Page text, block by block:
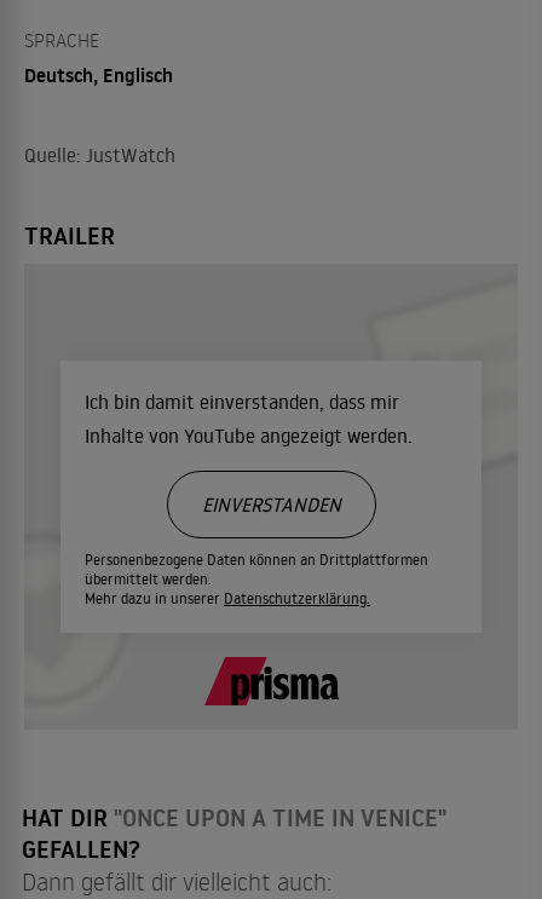
SPRACHE
Deutsch, Englisch
Quelle: JustWatch
TRAILER
Ich bin damit einverstanden, dass mir
Inhalte von YouTube angezeigt werden.
Personenbezogene Daten können an Drittplattformen
übermittelt werden.
Mehr dazu in unserer Datenschutzerklärung.
EINVERSTANDEN
HAT DIR "ONCE UPON A TIME IN VENICE"
GEFALLEN?
Dann gefällt dir vielleicht auch: